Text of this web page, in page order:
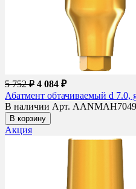
5 752 ₽ 4 084 ₽
Абатмент обтачиваемый d
В наличии Арт.
В корзину
Акция